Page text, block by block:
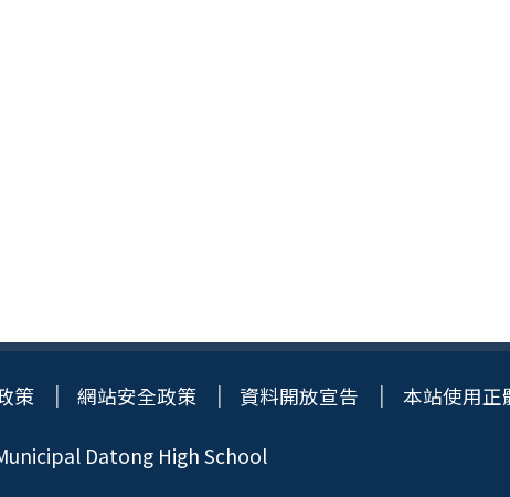
策 網站安全政策 資料開放宣告 本站使用正
Datong High School